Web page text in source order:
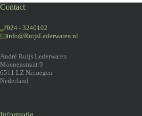
Contact
024 - 3240102
info@RuijsLederwaren.nl
André Ruijs Lederwaren
Moenenstraat 9
6511 LZ Nijmegen
Nederland